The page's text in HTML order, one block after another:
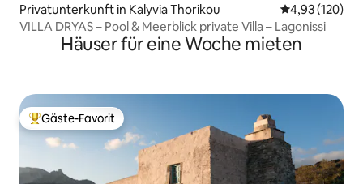
Privatunterkunft in Kalyvia Thorikou
4,93 (120)
VILLA DRYAS – Pool & Meerblick private Villa – Lagonissi
Häuser für eine Woche mieten
Beliebter Gäste-Favorit.
Gäste-Favorit